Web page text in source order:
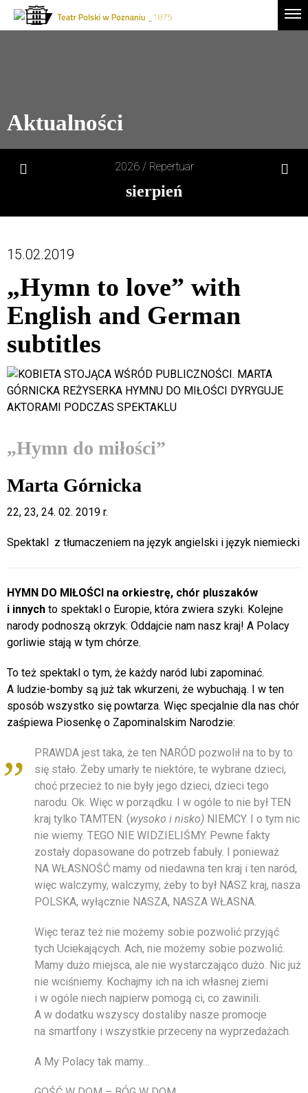
Drugie
Logo
Aktualności
2026 / Repertuar
sierpień
2 niedz
3 pon
4 wt
5 śr
6 czw
8 sob
9 niedz
10 pon
11 wt
13 czw
14 pt
15 sob
16 niedz
18 wt
19 śr
20 czw
21 pt
22 sob
niedz
24 pon
25 wt
26 śr
27 czw
15.02.2019
„Hymn to love” with
English and German
subtitles
„Hymn do miłości”
Marta Górnicka
22, 23, 24. 02. 2019 r.
Spektakl z tłumaczeniem na język angielski i język niemiecki
HYMN DO MIŁOŚCI na orkiestrę, chór pluszaków
i innych to spektakl o Europie, która zwiera szyki. Kolejne
narody podnoszą okrzyk: Oddajcie nam nasz kraj! A Polacy
gorliwie stają w tym chórze.
To też spektakl o tym, że każdy naród lubi zapominać.
A ludzie-bomby są już tak wkurzeni, że wybuchają. I w ten
sposób wszystko się powtarza. Więc specjalnie dla nas chór
zaśpiewa Piosenkę o Zapominalskim Narodzie:
PRAWDA jest taka, że ten NARÓD pozwolił na to by to
się stało. Żeby umarły te niektóre, te wybrane dzieci,
choć przecież to nie były jego dzieci, dzieci tego
narodu. Ok. Więc w porządku. I w ogóle to nie był TEN
kraj tylko TAMTEN: (wysoko i nisko) NIEMCY. I o tym nic
nie wiemy. TEGO NIE WIDZIELIŚMY. Pewne fakty
zostały dopasowane do potrzeb fabuły. I ponieważ
NA WŁASNOŚĆ mamy od niedawna ten kraj i ten naród,
więc walczymy, walczymy, żeby to był NASZ kraj, nasza
POLSKA, wyłącznie NASZA, NASZA WŁASNA.
Więc teraz też nie możemy sobie pozwolić przyjąć
tych Uciekających. Ach, nie możemy sobie pozwolić.
Mamy dużo miejsca, ale nie wystarczająco dużo. Nic już
nie wciśniemy. Kochajmy ich na ich własnej ziemi
i w ogóle niech najpierw pomogą ci, co zawinili.
A w dodatku wszyscy dostaliby nasze promocje
na smartfony i wszystkie przeceny na wyprzedażach.
A My Polacy tak mamy…